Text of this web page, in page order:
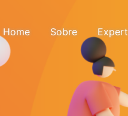
Pular para o conteúdo
Home Sobre Expert